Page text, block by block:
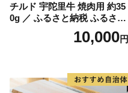
チルド 宇陀里牛 焼肉用 約35
0g ／ ふるさと納税 ふるさと
焼肉 牛肉 焼き肉用肉 ギフト
お肉 バーベキュー BBQ キャ
し 正月 奈良県 宇陀市 光福久
屋
10,000円